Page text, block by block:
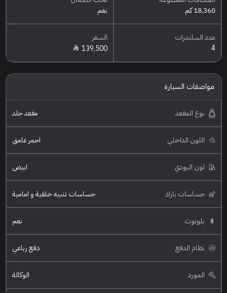
18,360 كم
نعم
عدد السلندرات
4
السعر
139,500
مواصفات السيارة
نوع المقعد مقعد جلد
اللون الداخلي احمر غامق
لون البودي ابيض
حساسات بارك حساسات تنبيه خلفية و امامية
بلوتوث نعم
نظام الدفع دفع رباعي
المورد الوكالة